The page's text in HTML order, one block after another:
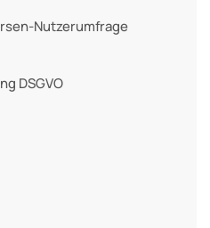
Nutzerumfrage
DSGVO